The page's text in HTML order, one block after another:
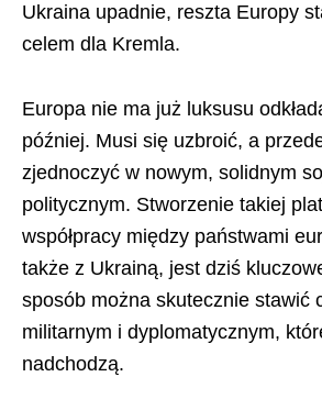
Ukraina upadnie, reszta Europy
celem dla Kremla.
Europa nie ma już luksusu
później. Musi się uzbroić, a
zjednoczyć w nowym, solidnym
politycznym. Stworzenie takiej
współpracy między państwami
także z Ukrainą, jest dziś
sposób można skutecznie stawić
militarnym i dyplomatycznym,
nadchodzą.